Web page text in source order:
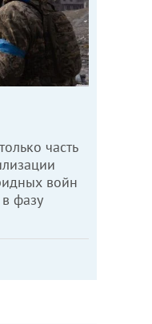
часть
войн
фазу